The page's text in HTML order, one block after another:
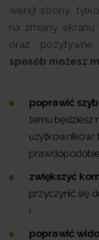
wersji strony,
na zmiany
oraz
sposób możesz
poprawić
temu będziesz
użytkowników;
zwiększyć
przyczynić się
i
poprawić